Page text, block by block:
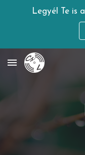
Skip to main content
Legyél Te is